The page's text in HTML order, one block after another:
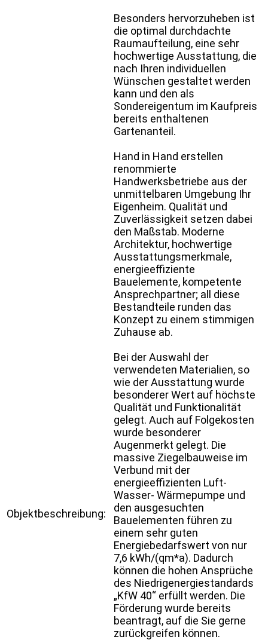
Objektbeschreibung:
Besonders hervorzuheben ist
die optimal durchdachte
Raumaufteilung, eine sehr
hochwertige Ausstattung, die
nach Ihren individuellen
Wünschen gestaltet werden
kann und den als
Sondereigentum im Kaufpreis
bereits enthaltenen
Gartenanteil.
Hand in Hand erstellen
renommierte
Handwerksbetriebe aus der
unmittelbaren Umgebung Ihr
Eigenheim. Qualität und
Zuverlässigkeit setzen dabei
den Maßstab. Moderne
Architektur, hochwertige
Ausstattungsmerkmale,
energieeffiziente
Bauelemente, kompetente
Ansprechpartner; all diese
Bestandteile runden das
Konzept zu einem stimmigen
Zuhause ab.
Bei der Auswahl der
verwendeten Materialien, so
wie der Ausstattung wurde
besonderer Wert auf höchste
Qualität und Funktionalität
gelegt. Auch auf Folgekosten
wurde besonderer
Augenmerkt gelegt. Die
massive Ziegelbauweise im
Verbund mit der
energieeffizienten Luft-
Wasser- Wärmepumpe und
den ausgesuchten
Bauelementen führen zu
einem sehr guten
Energiebedarfswert von nur
7,6 kWh/(qm*a). Dadurch
können die hohen Ansprüche
des Niedrigenergiestandards
„KfW 40“ erfüllt werden. Die
Förderung wurde bereits
beantragt, auf die Sie gerne
zurückgreifen können.